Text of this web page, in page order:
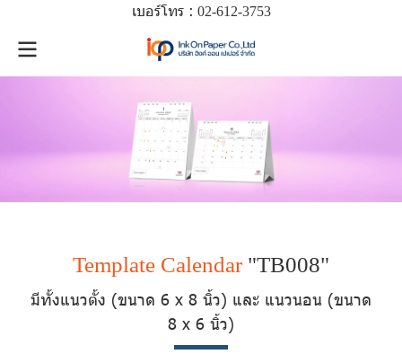
เบอร์โทร : 02-612-3753
Template Calendar "TB008"
มีทั้งแนวตั้ง (ขนาด 6 x 8 นิ้ว) และ แนวนอน (ขนาด
8 x 6 นิ้ว)